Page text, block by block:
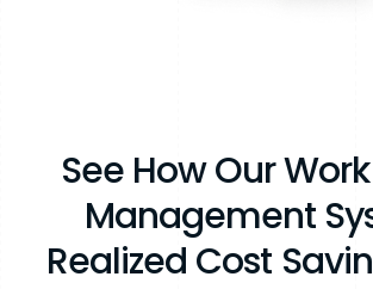
See How Our
Management
Realized Cost